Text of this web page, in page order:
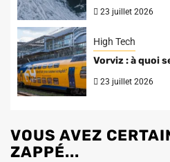
23 juillet 2026
High Tech
Vorviz : à quoi
23 juillet 2026
VOUS AVEZ
ZAPPÉ...